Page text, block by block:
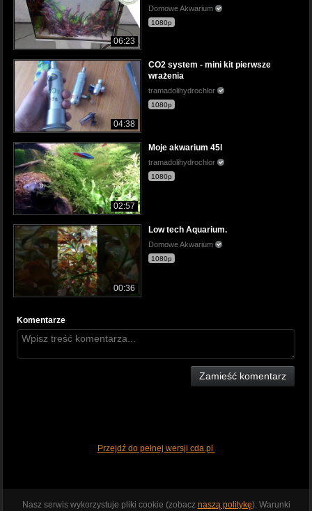
06:23
Domowe Akwarium
1080p
04:38
CO2 system - mini kit pierwsze
wrażenia
tramadolihydrochlor
1080p
02:57
Moje akwarium 45l
tramadolihydrochlor
1080p
00:36
Low tech Aquarium.
Domowe Akwarium
1080p
Komentarze
Zamieść komentarz
Przejdź do pełnej wersji cda.pl
Nasz serwis wykorzystuje pliki cookie (zobacz naszą politykę). Warunki